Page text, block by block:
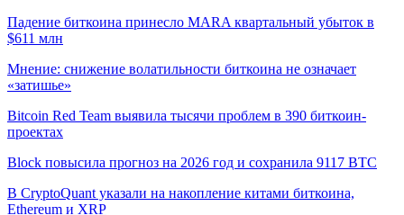
Падение биткоина принесло MARA квартальный убыток в
$611 млн
Мнение: снижение волатильности биткоина не означает
«затишье»
Bitcoin Red Team выявила тысячи проблем в 390 биткоин-
проектах
Block повысила прогноз на 2026 год и сохранила 9117 BTC
В CryptoQuant указали на накопление китами биткоина,
Ethereum и XRP